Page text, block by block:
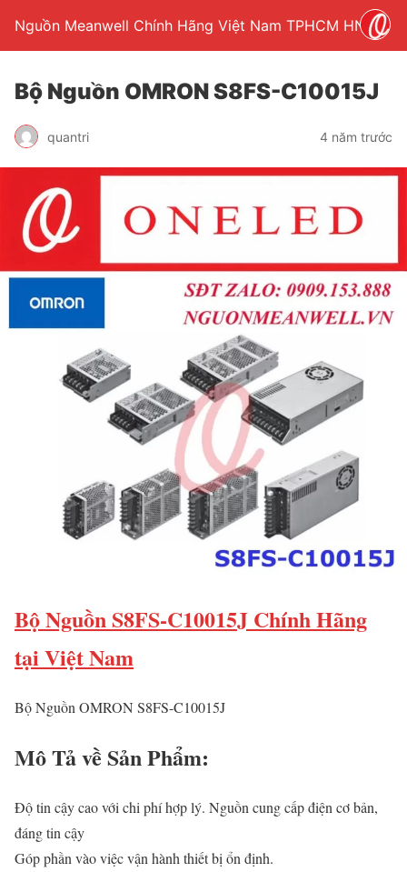
Nguồn Meanwell Chính Hãng Việt Nam TPHCM HN
Bộ Nguồn OMRON S8FS-C10015J
quantri 4 năm trước
Bộ Nguồn S8FS-C10015J Chính Hãng
tại Việt Nam
Bộ Nguồn OMRON S8FS-C10015J
Mô Tả về Sản Phẩm:
Độ tin cậy cao với chi phí hợp lý. Nguồn cung cấp điện cơ bản,
đáng tin cậy
Góp phần vào việc vận hành thiết bị ổn định.